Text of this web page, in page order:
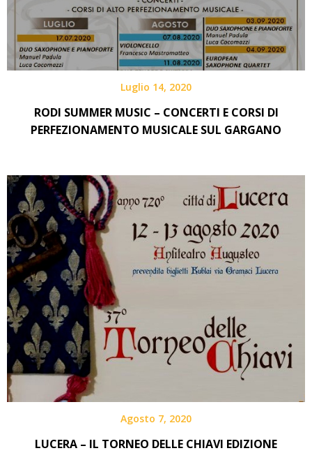
Luglio 14, 2020
RODI SUMMER MUSIC – CONCERTI E CORSI DI
PERFEZIONAMENTO MUSICALE SUL GARGANO
Agosto 7, 2020
LUCERA – IL TORNEO DELLE CHIAVI EDIZIONE